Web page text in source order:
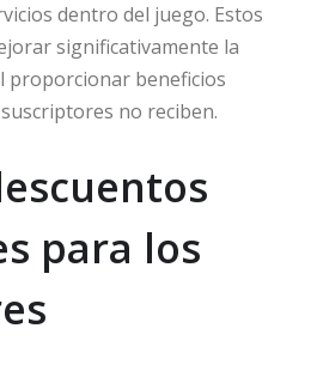
dentro del juego. Estos
significativamente la
proporcionar beneficios
no reciben.
para los